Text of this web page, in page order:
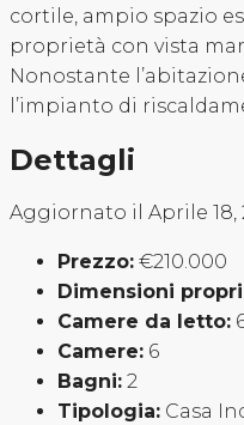
cortile, ampio spazio
proprietà con vista
Nonostante
l’impianto di
Dettagli
Aggiornato il Aprile 18,
Prezzo: €210.000
Dimensioni
Camere da letto:
Camere: 6
Bagni: 2
Tipologia: Casa